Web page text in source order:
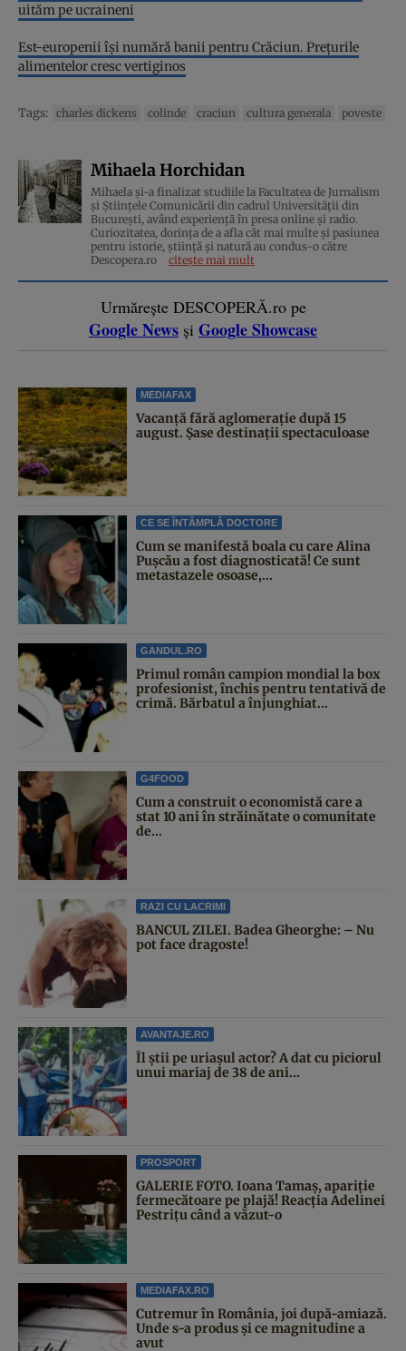
uităm pe ucraineni
Est-europenii își numără banii pentru Crăciun. Prețurile
alimentelor cresc vertiginos
Tags: charles dickens colinde craciun cultura generala poveste
Mihaela Horchidan
Mihaela și-a finalizat studiile la Facultatea de Jurnalism
și Științele Comunicării din cadrul Universității din
București, având experiență în presa online și radio.
Curiozitatea, dorința de a afla cât mai multe și pasiunea
pentru istorie, ştiinţă şi natură au condus-o către
Descopera.ro
citește mai mult
Urmărește DESCOPERĂ.ro pe
Google News și Google Showcase
MEDIAFAX
Vacanță fără aglomerație după 15
august. Șase destinații spectaculoase
CE SE ÎNTÂMPLĂ DOCTORE
Cum se manifestă boala cu care Alina
Pușcău a fost diagnosticată! Ce sunt
metastazele osoase,...
GANDUL.RO
Primul român campion mondial la box
profesionist, închis pentru tentativă de
crimă. Bărbatul a înjunghiat...
G4FOOD
Cum a construit o economistă care a
stat 10 ani în străinătate o comunitate
de...
RAZI CU LACRIMI
BANCUL ZILEI. Badea Gheorghe: – Nu
pot face dragoste!
AVANTAJE.RO
Îl știi pe uriașul actor? A dat cu piciorul
unui mariaj de 38 de ani...
PROSPORT
GALERIE FOTO. Ioana Tamaş, apariție
fermecătoare pe plajă! Reacția Adelinei
Pestrițu când a văzut-o
MEDIAFAX.RO
Cutremur în România, joi după-amiază.
Unde s-a produs și ce magnitudine a
avut